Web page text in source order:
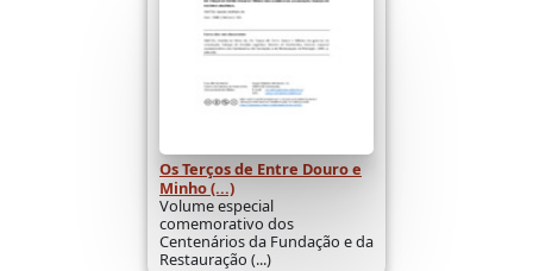
Os Terços de Entre Douro e
Minho (...)
Volume especial
comemorativo dos
Centenários da Fundação e da
Restauração (...)